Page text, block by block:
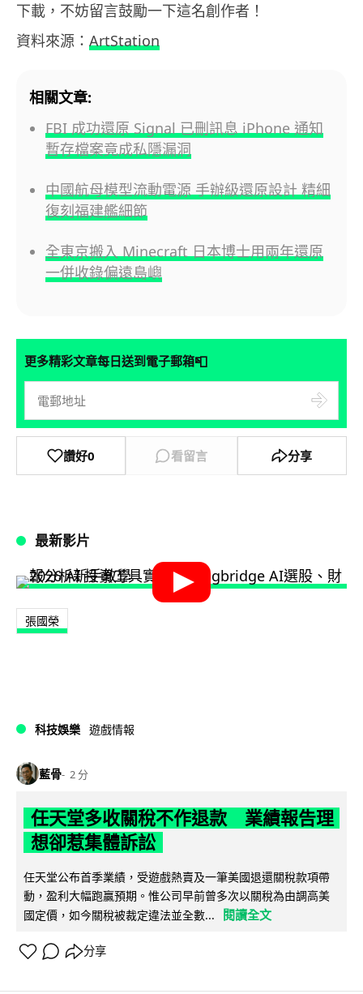
下載，不妨留言鼓勵一下這名創作者！
資料來源： ArtStation
相關文章:
FBI 成功還原 Signal 已刪訊息 iPhone 通知
暫存檔案竟成私隱漏洞
中國航母模型流動電源 手辦級還原設計 精細
復刻福建艦細節
全東京搬入 Minecraft 日本博士用兩年還原
一併收錄偏遠島嶼
更多精彩文章每日送到電子郵箱📮
讚好0 看留言 分享
最新影片
張國榮
科技娛樂 遊戲情報
藍骨 2 分
任天堂多收關稅不作退款 業績報告理
想卻惹集體訴訟
任天堂公布首季業績，受遊戲熱賣及一筆美國退還關稅款項帶
動，盈利大幅跑贏預期。惟公司早前曾多次以關稅為由調高美
國定價，如今關稅被裁定違法並全數...
閱讀全文
分享